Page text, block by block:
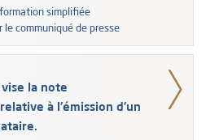
simplifiée
le communiqué de presse
vise la note
à l'émission d’un